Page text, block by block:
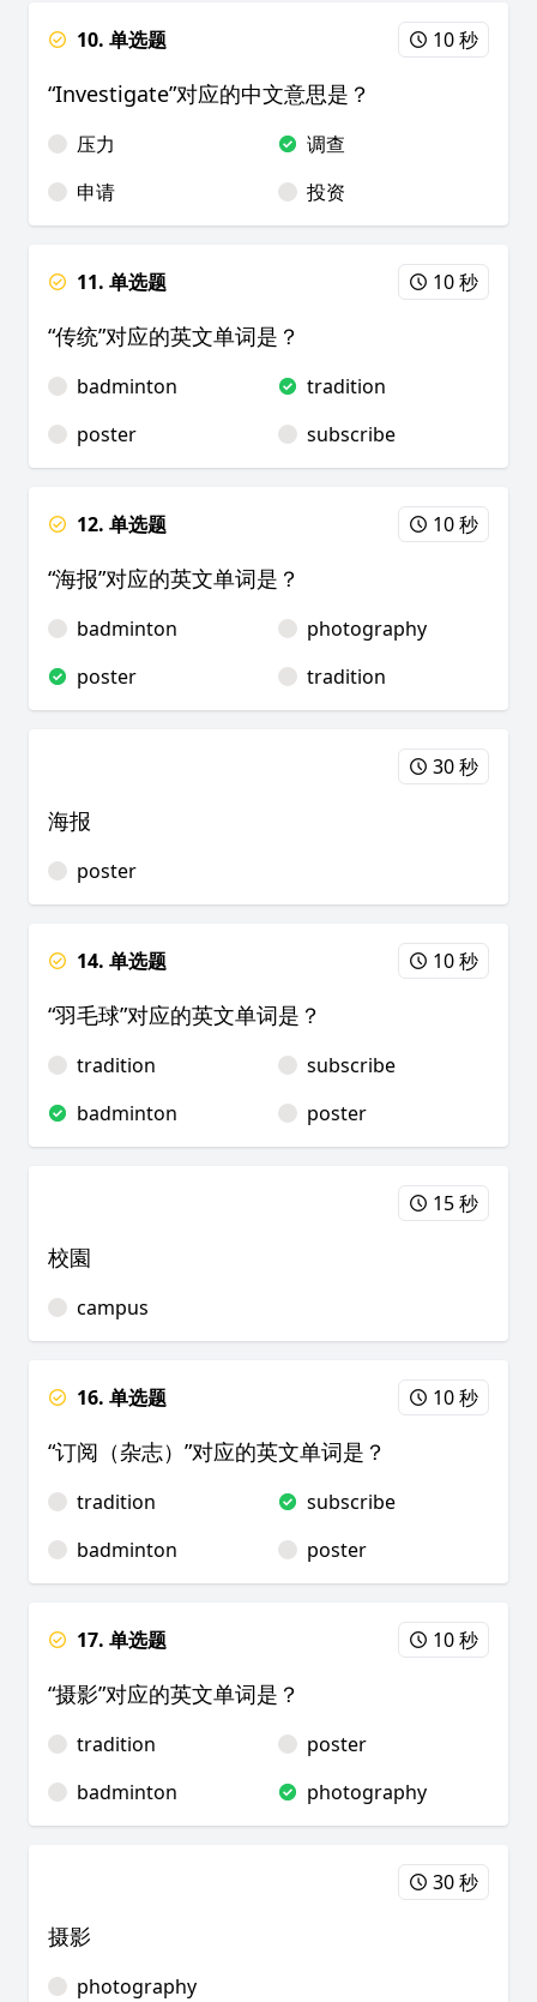
10. 单选题 10 秒
“Investigate”对应的中文意思是？
压力
调查
申请
投资
11. 单选题 10 秒
“传统”对应的英文单词是？
badminton
tradition
poster
subscribe
12. 单选题 10 秒
“海报”对应的英文单词是？
badminton
photography
poster
tradition
30 秒
海报
poster
14. 单选题 10 秒
“羽毛球”对应的英文单词是？
tradition
subscribe
badminton
poster
15 秒
校園
campus
16. 单选题 10 秒
“订阅（杂志）”对应的英文单词是？
tradition
subscribe
badminton
poster
17. 单选题 10 秒
“摄影”对应的英文单词是？
tradition
poster
badminton
photography
30 秒
摄影
photography